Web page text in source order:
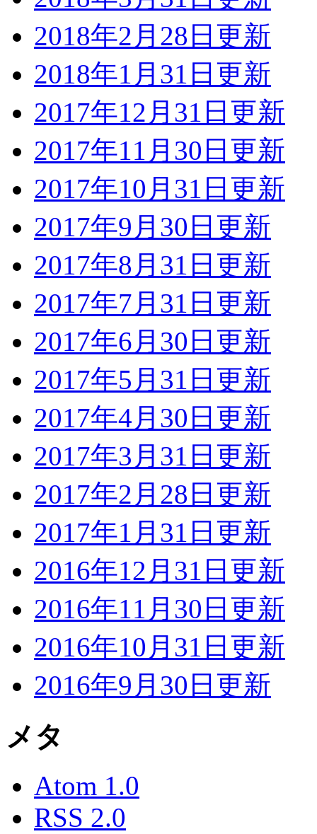
2018年2月28日更新
2018年1月31日更新
2017年12月31日更新
2017年11月30日更新
2017年10月31日更新
2017年9月30日更新
2017年8月31日更新
2017年7月31日更新
2017年6月30日更新
2017年5月31日更新
2017年4月30日更新
2017年3月31日更新
2017年2月28日更新
2017年1月31日更新
2016年12月31日更新
2016年11月30日更新
2016年10月31日更新
2016年9月30日更新
メタ
Atom 1.0
RSS 2.0